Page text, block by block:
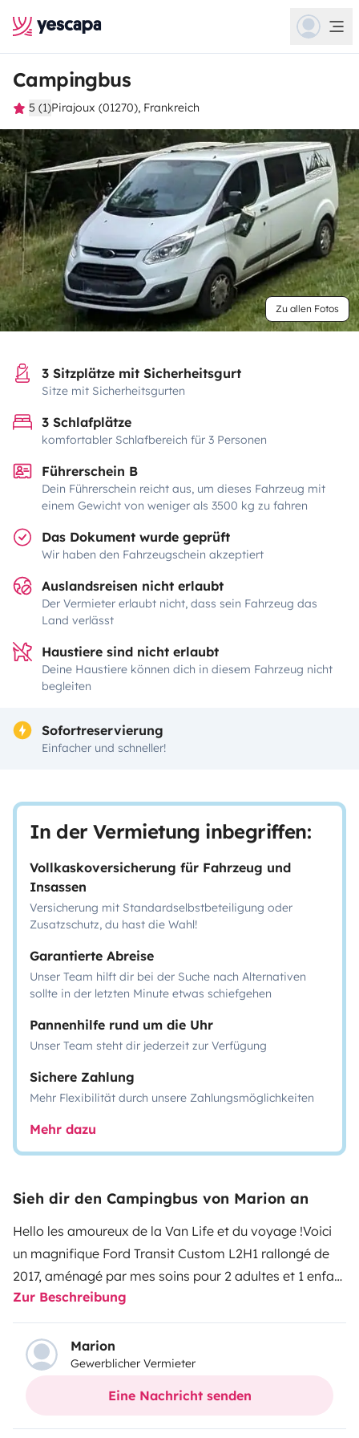
Campingbus
5 (1)Pirajoux (01270), Frankreich
Zu allen Fotos
3 Sitzplätze mit Sicherheitsgurt
Sitze mit Sicherheitsgurten
3 Schlafplätze
komfortabler Schlafbereich für 3 Personen
Führerschein B
Dein Führerschein reicht aus, um dieses Fahrzeug mit
einem Gewicht von weniger als 3500 kg zu fahren
Das Dokument wurde geprüft
Wir haben den Fahrzeugschein akzeptiert
Auslandsreisen nicht erlaubt
Der Vermieter erlaubt nicht, dass sein Fahrzeug das
Land verlässt
Haustiere sind nicht erlaubt
Deine Haustiere können dich in diesem Fahrzeug nicht
begleiten
Sofortreservierung
Einfacher und schneller!
In der Vermietung inbegriffen:
Vollkaskoversicherung für Fahrzeug und
Insassen
Versicherung mit Standardselbstbeteiligung oder
Zusatzschutz, du hast die Wahl!
Garantierte Abreise
Unser Team hilft dir bei der Suche nach Alternativen
sollte in der letzten Minute etwas schiefgehen
Pannenhilfe rund um die Uhr
Unser Team steht dir jederzeit zur Verfügung
Sichere Zahlung
Mehr Flexibilität durch unsere Zahlungsmöglichkeiten
Mehr dazu
Sieh dir den Campingbus von Marion an
Hello les amoureux de la Van Life et du voyage !Voici
un magnifique Ford Transit Custom L2H1 rallongé de
2017, aménagé par mes soins pour 2 adultes et 1 enfant
maximum.Ce petit van chaleureux possède tout le
confort dont vous aurez besoin pour découvrir de
magnifiques endroits :
(130x210cm) avec un matelas Bultex et un lit suspendu
pour un enfant à installer à l'arrière du véhicule ou sur
en électricité grâce à un panneau solaire. Prise
Zur Beschreibung
Marion
Gewerblicher Vermieter
Eine Nachricht senden